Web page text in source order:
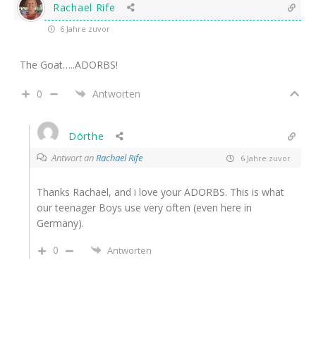
Rachael Rife
6 Jahre zuvor
The Goat…..ADORBS!
0 Antworten
Dörthe
Antwort anRachael Rife 6 Jahre zuvor
Thanks Rachael, and i love your ADORBS. This is what
our teenager Boys use very often (even here in
Germany).
0
Antworten